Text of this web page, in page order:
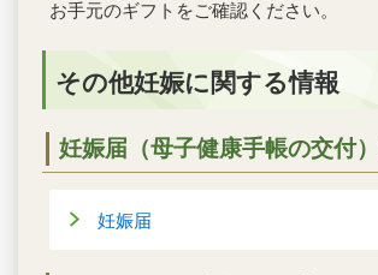
お手元のギフトをご確認ください。
その他妊娠に関する情報
妊娠届（母子健康手帳の交付
妊娠届